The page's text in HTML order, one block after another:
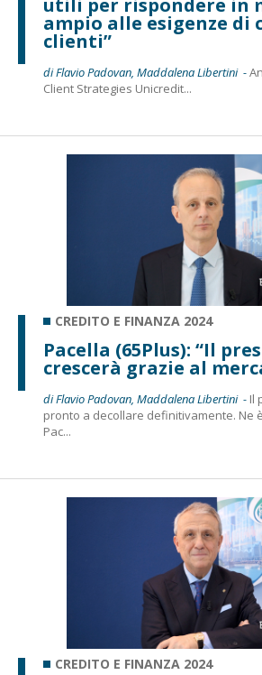
utili per rispondere in
ampio alle esigenze di
clienti”
di Flavio Padovan, Maddalena Libertini -
Client Strategies Unicredit...
CREDITO E FINANZA 2024
Pacella (65Plus): “Il
crescerà grazie al
di Flavio Padovan, Maddalena Libertini - Il
pronto a decollare definitivamente. Ne
Pac...
CREDITO E FINANZA 2024